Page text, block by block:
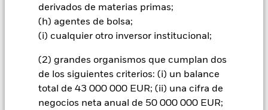
derivados de materias primas;
(h) agentes de bolsa;
(i) cualquier otro inversor institucional;
(2) grandes organismos que cumplan dos
de los siguientes criterios: (i) un balance
total de 43 000 000 EUR; (ii) una cifra de
negocios neta anual de 50 000 000 EUR;
endeudamiento y pueden no reflejar plenamente el valor de
los activos subyacentes. Los derivados pueden ser muy
sensibles a las variaciones del valor del activo en que se
basan y pueden aumentar el volumen de las pérdidas y
ganancias, provocando mayores oscilaciones en el valor del
Fondo. El impacto sobre el Fondo puede ser mayor cuando los
derivados se utilizan de forma generalizada o compleja. El
Fondo pretende excluir a las empresas que participen en
determinadas actividades incompatibles con los criterios